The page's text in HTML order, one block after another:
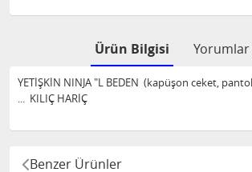
Ürün Bilgisi Yorumlar
YETİŞKİN NINJA "L BEDEN (kapüşon ceket,
... KILIÇ HARİÇ
Benzer Ürünler